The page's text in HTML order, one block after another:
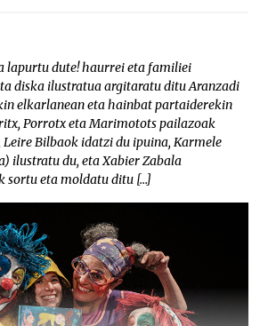
lapurtu dute! haurrei eta familiei
diska ilustratua argitaratu ditu Aranzadi
elkarlanean eta hainbat partaiderekin
Porrotx eta Marimotots pailazoak
Bilbaok idatzi du ipuina, Karmele
ilustratu du, eta Xabier Zabala
sortu eta moldatu ditu […]